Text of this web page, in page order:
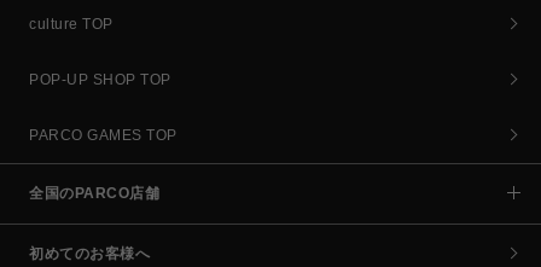
culture TOP
POP-UP SHOP TOP
PARCO GAMES TOP
全国のPARCO店舗
初めてのお客様へ